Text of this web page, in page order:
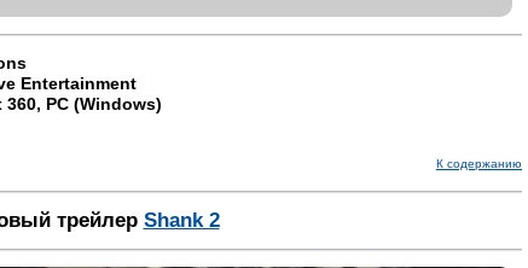
Entertainment
PC (Windows)
К содержанию
трейлер Shank 2